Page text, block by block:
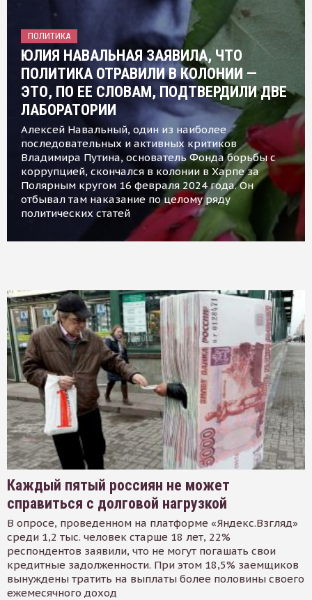
ПОЛИТИКА
ЮЛИЯ НАВАЛЬНАЯ ЗАЯВИЛА, ЧТО
ПОЛИТИКА ОТРАВИЛИ В КОЛОНИИ —
ЭТО, ПО ЕЕ СЛОВАМ, ПОДТВЕРДИЛИ ДВЕ
ЛАБОРАТОРИИ
Алексей Навальный, один из наиболее
последовательных и активных критиков
Владимира Путина, основатель Фонда борьбы с
коррупцией, скончался в колонии в Харпе за
Полярным кругом 16 февраля 2024 года. Он
отбывал там наказание по целому ряду
политических статей
Каждый пятый россиян не может
справиться с долговой нагрузкой
В опросе, проведенном на платформе «Яндекс.Взгляд»
среди 1,2 тыс. человек старше 18 лет, 22%
респондентов заявили, что не могут погашать свои
кредитные задолженности. При этом 18,5% заемщиков
вынуждены тратить на выплаты более половины своего
ежемесячного доход